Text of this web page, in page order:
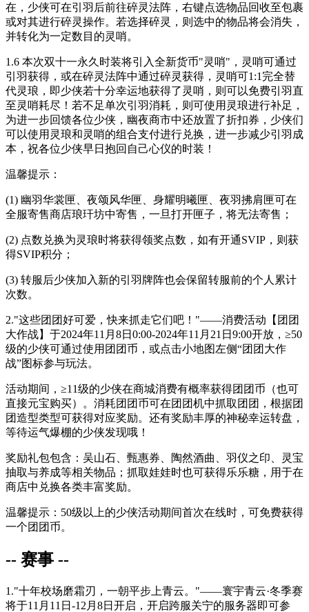
在，少侠可在引羽后前往碎灵法阵，右键点选物品回收至包裹
或对其进行碎灵操作。若选择碎灵，则选中的物品将会消失，
并转化为一定数目的灵哨。
1.6 本次双十一永久时装将引入全新货币"灵哨"，灵哨可通过
引羽获得，或在碎灵法阵中通过碎灵获得，灵哨可1:1完全替
代灵琅，即少侠若十分幸运地获得了灵哨，则可以免费引羽直
至灵哨耗尽！若不足单次引羽消耗，则可使用灵琅进行补足，
为进一步回馈各位少侠，幽夜商市中还放置了折扣券，少侠们
可以使用灵琅和灵哨的组合支付进行兑换，进一步减少引羽成
本，祝各位少侠早日抱回自己心仪的时装！
温馨提示：
(1) 幽羽华裳匣、夜颂风华匣、身耀明曦匣、夜羽拂肩匣可在
全服寄售商店琅玕坊中寄售，一旦打开匣子，将无法寄售；
(2) 点数兑换为灵琅时将获得领奖点数，如有开通SVIP，则获
得SVIP积分；
(3) 转服后少侠加入新的引羽牌阵也会保留转服前的个人累计
次数。
2."这些团团好可爱，快来抓走它们吧！"——消费活动【团团
大作战】于2024年11月8日0:00-2024年11月21日9:00开放， ≥50
级的少侠可通过使用团团币，或点击小地图左侧“团团大作
战”图标参与玩法。
活动期间， ≥11级的少侠在商城消费有概率获得团团币（也可
直接元宝购买）。消耗团团币可在团团机中抓取团团，根据团
团造型类型可获得对应奖励。还有奖励丰厚的神秘幸运转盘，
等待运气爆棚的少侠发现哦！
奖励礼包包含：吴山石、甄惠券、陶然酒曲、羽仪之印、灵宝
抽取与养成等相关物品；抓取娃娃时也可获得乐乐糖，用于在
商店中兑换各类丰富奖励。
温馨提示：50级以上的少侠活动期间首次在线时，可免费获得
一个团团币。
-- 赛事 --
1."十年校场磨霜刃，一朝平步上青云。"——寰宇青云·冬季赛
将于11月11日-12月8日 开启，开启跨服关宁的服务器即可参